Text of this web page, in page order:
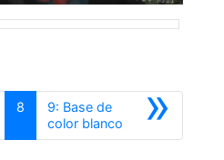
8 »
9: Base de
color blancoSiguiente